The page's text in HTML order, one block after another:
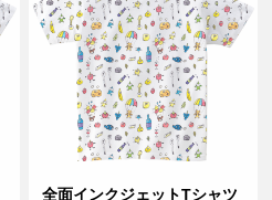
全面インクジェットTシャツ